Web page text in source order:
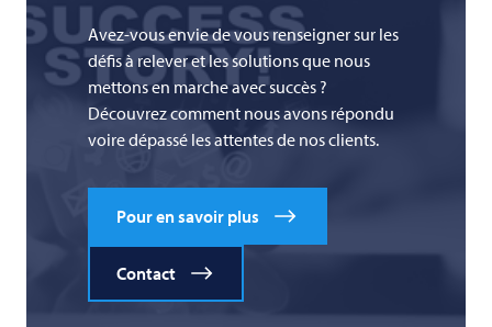
Avez-vous envie de vous renseigner sur les
défis à relever et les solutions que nous
mettons en marche avec succès ?
Découvrez comment nous avons répondu
voire dépassé les attentes de nos clients.
Pour en savoir plus
Contact